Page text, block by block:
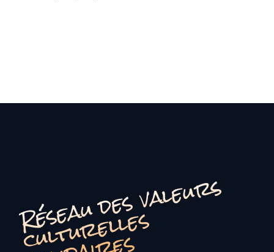
R
é
s
e
a
u
d
e
s
v
a
l
e
u
r
s
c
u
l
t
u
r
e
l
l
e
s
s
o
li
d
ai
r
e